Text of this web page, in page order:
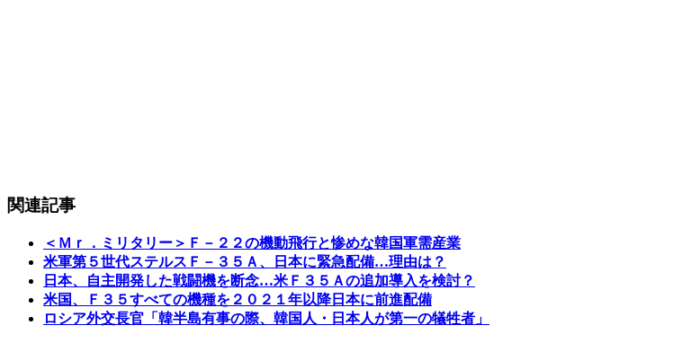
関連記事
＜Ｍｒ．ミリタリー＞Ｆ－２２の機動飛行と惨めな韓国軍需産業
米軍第５世代ステルスＦ－３５Ａ、日本に緊急配備…理由は？
日本、自主開発した戦闘機を断念…米Ｆ３５Ａの追加導入を検討？
米国、Ｆ３５すべての機種を２０２１年以降日本に前進配備
ロシア外交長官「韓半島有事の際、韓国人・日本人が第一の犠牲者」